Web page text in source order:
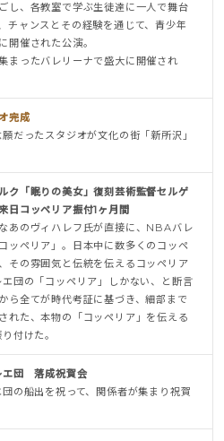
し、各教室で学ぶ生徒達に一人で舞台
チャンスとその経験を通じて、青少年
開催された公演。
まったバレリーナで盛大に開催され
完成
だったスタジオが文化の街「新所沢」
ク「眠りの美女」復刻芸術監督セルゲ
日コッペリア振付1ヶ月間
あのヴィハレフ氏が直接に、NBAバレ
ッペリア」。日本中に数多くのコッペ
その雰囲気と伝統を伝えるコッペリア
団の「コッペリア」しかない、と断言
ら全てが時代考証に基づき、細部まで
れた、本物の「コッペリア」を伝える
付けた。
エ団 落成祝賀会
の船出を祝って、関係者が集まり祝賀